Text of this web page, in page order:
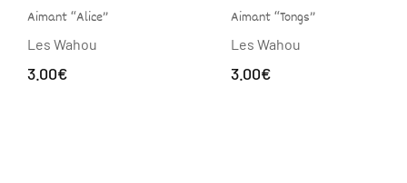
Aimant “Alice”
Les Wahou
3.00€
Aimant “Tongs”
Les Wahou
3.00€